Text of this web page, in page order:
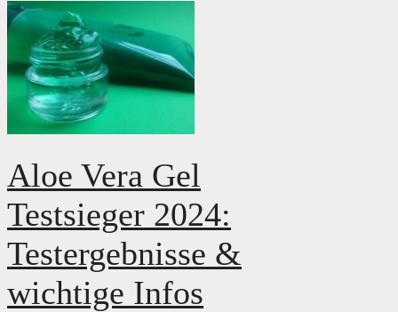
Aloe Vera Gel
Testsieger 2024:
Testergebnisse &
wichtige Infos